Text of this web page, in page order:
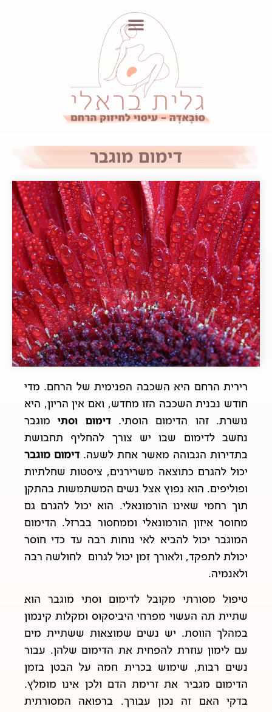
דימום מוגבר
רירית הרחם היא השכבה הפנימית של הרחם. מדי
חודש נבנית השכבה הזו מחדש, ואם אין הריון, היא
נושרת. זהו הדימום הוסתי.דימום וסתימוגבר
נחשב לדימום שבו יש צורך להחליף תחבושת
בתדירות הגבוהה מאשר אחת לשעה.דימום מוגבר
יכול להגרם כתוצאה משרירנים, ציסטות שחלתיות
ופוליפים. הוא נפוץ אצל נשים המשתמשות בהתקן
תוך רחמי שאינו הורמונאלי. הוא יכול להגרם גם
מחוסר איזון הורמונאלי וממחסור בברזל. הדימום
המוגבר יכול להביא לאי נוחות רבה עד כדי חוסר
יכולת לתפקד, ולאורך זמן יכול לגרום לחולשה רבה
ולאנמיה.
טיפול מסורתי מקובל לדימום וסתי מוגבר הוא
שתיית תה העשוי מפרחי היביסקוס ומקלות קינמון
במהלך הווסת. יש נשים שמוצאות ששתיית מים
עם לימון עוזרת להפחית את הדימום שלהן. עבור
נשים רבות, שימוש בכרית חמה על הבטן בזמן
הדימום מגביר את זרימת הדם ולכן אינו מומלץ.
בדקי האם זה נכון עבורך. ברפואה המסורתית